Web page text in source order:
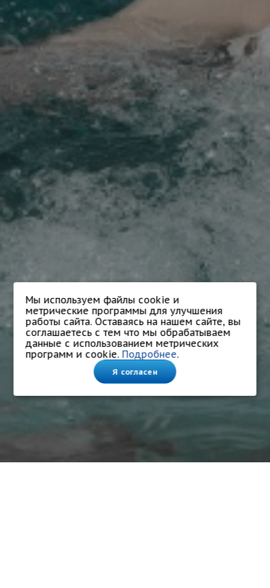
Мы используем файлы cookie и
метрические программы для улучшения
работы сайта. Оставаясь на нашем сайте, вы
соглашаетесь с тем что мы обрабатываем
данные с использованием метрических
программ и cookie. Подробнее.
Я согласен